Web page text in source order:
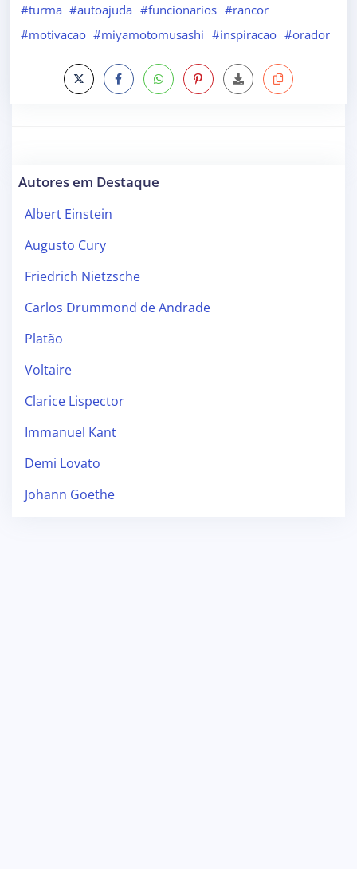
#turma #autoajuda #funcionarios #rancor
#motivacao #miyamotomusashi #inspiracao #orador
Autores em Destaque
Albert Einstein
Augusto Cury
Friedrich Nietzsche
Carlos Drummond de Andrade
Platão
Voltaire
Clarice Lispector
Immanuel Kant
Demi Lovato
Johann Goethe